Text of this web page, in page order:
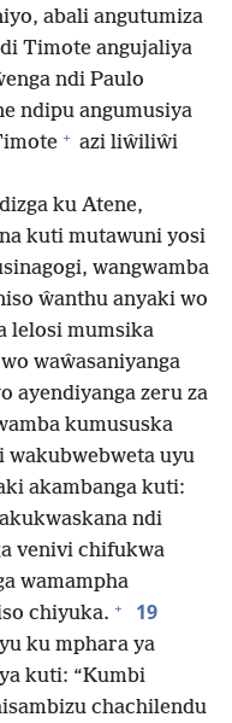
abali angutumiza
Timote angujaliya
ndi Paulo
ndipu angumusiya
+ azi liŵiliŵi
ku Atene,
kuti mutawuni yosi
wangwamba
ŵanthu anyaki wo
lelosi mumsika
waŵasaniyanga
ayendiyanga zeru za
kumususka
wakubwebweta uyu
akambanga kuti:
ndi
venivi chifukwa
wamampha
chiyuka. + 19
ku mphara ya
kuti: “Kumbi
chachilendu